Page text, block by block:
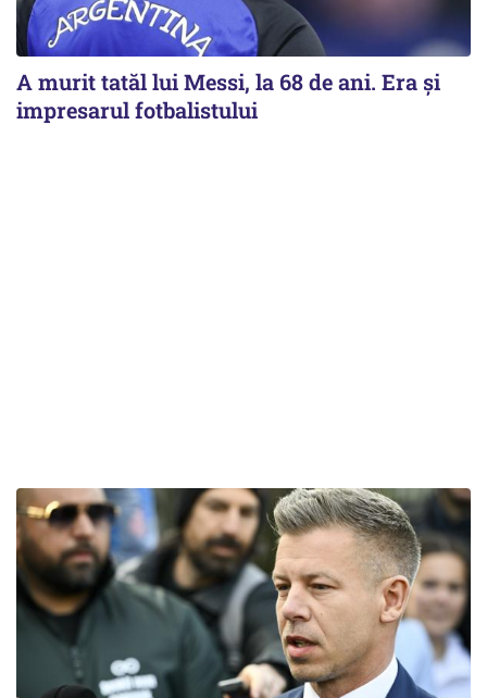
A murit tatăl lui Messi, la 68 de ani. Era și
impresarul fotbalistului